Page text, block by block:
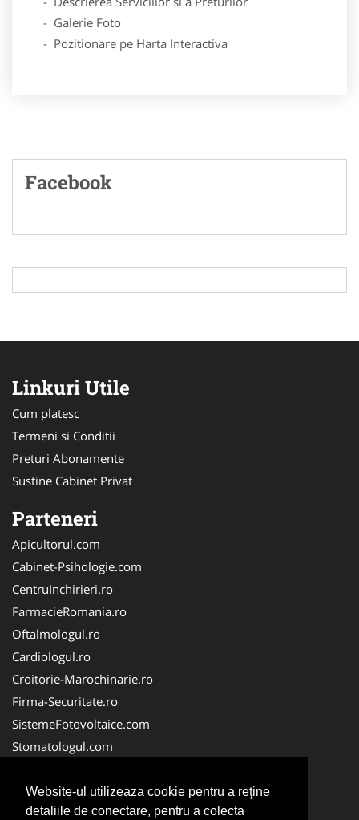
Website-ul utilizeaza cookie pentru a reţine
detaliile de conectare, pentru a colecta
- Galerie Foto
- Pozitionare pe Harta Interactiva
Facebook
Linkuri Utile
Cum platesc
Termeni si Conditii
Preturi Abonamente
Sustine Cabinet Privat
Parteneri
Apicultorul.com
Cabinet-Psihologie.com
CentruInchirieri.ro
FarmacieRomania.ro
Oftalmologul.ro
Cardiologul.ro
Croitorie-Marochinarie.ro
Firma-Securitate.ro
SistemeFotovoltaice.com
Stomatologul.com
Birouri-Cadastru.ro
Cabinet-Individual.ro